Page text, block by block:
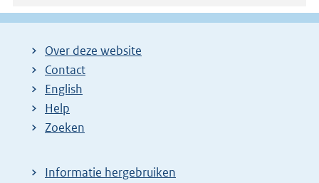
Over deze website
Contact
English
Help
Zoeken
Informatie hergebruiken